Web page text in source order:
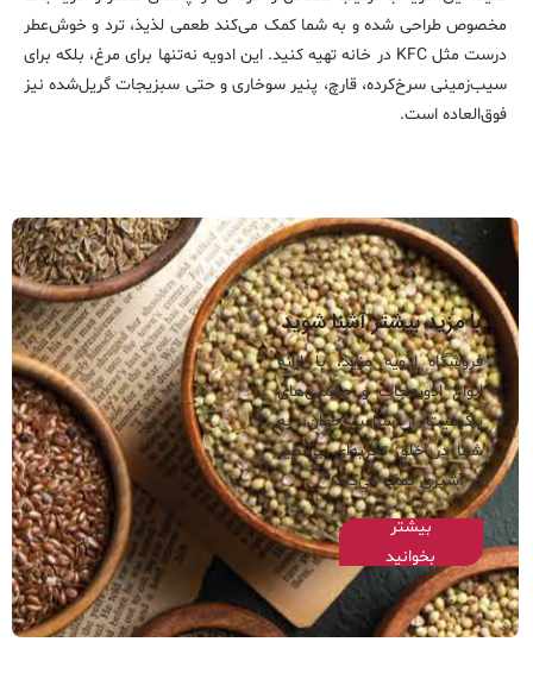
مخصوص طراحی شده و به شما کمک می‌کند طعمی لذیذ، ترد و خوش‌عطر
درست مثل KFC در خانه تهیه کنید. این ادویه نه‌تنها برای مرغ، بلکه برای
سیب‌زمینی سرخ‌کرده، قارچ، پنیر سوخاری و حتی سبزیجات گریل‌شده نیز
فوق‌العاده است.
با مزید بیشتر آشنا شوید
فروشگاه ادویه مزید، با ارائه
انواع ادویه‌جات و چاشنی‌های
باکیفیت از سراسر جهان، به
شما در خلق تجربه‌ای بی‌نظیر
در آشپزی کمک می‌کند.
بیشتر
بخوانید